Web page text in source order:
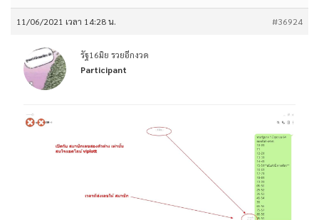
11/06/2021 เวลา 14:28 น. #36924
รัฐ16มิย รวยอีกงวด
Participant